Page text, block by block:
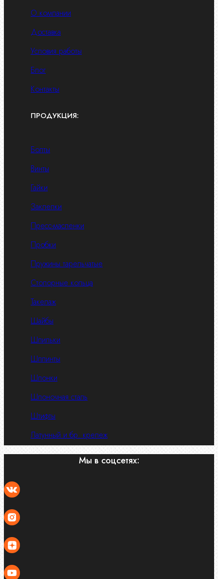
О компании
Доставка
Условия работы
Блог
Контакты
ПРОДУКЦИЯ:
Болты
Винты
Гайки
Заклепки
Пресс-масленки
Пробки
Пружины тарельчатые
Стопорные кольца
Такелаж
Шайбы
Шпильки
Шплинты
Шпонки
Шпоночная сталь
Штифты
Латунный и бр. крепеж
Мы в соцсетях: